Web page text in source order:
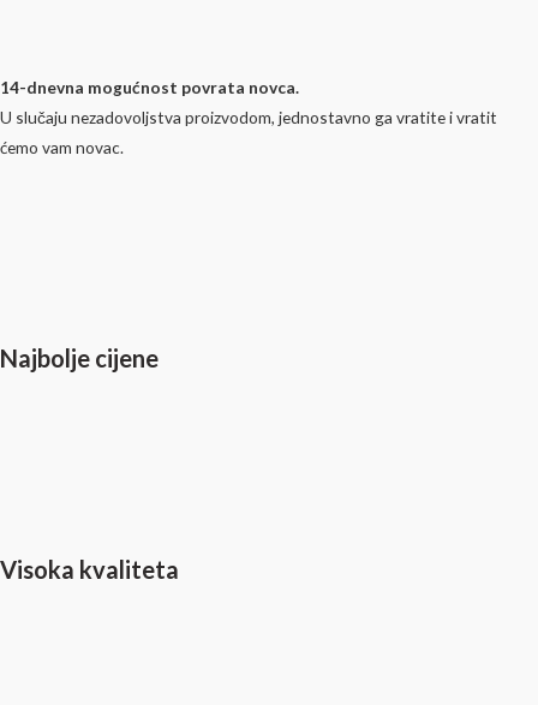
14-dnevna mogućnost povrata novca.
U slučaju nezadovoljstva proizvodom, jednostavno ga vratite i vratit
ćemo vam novac.
Najbolje cijene
Visoka kvaliteta